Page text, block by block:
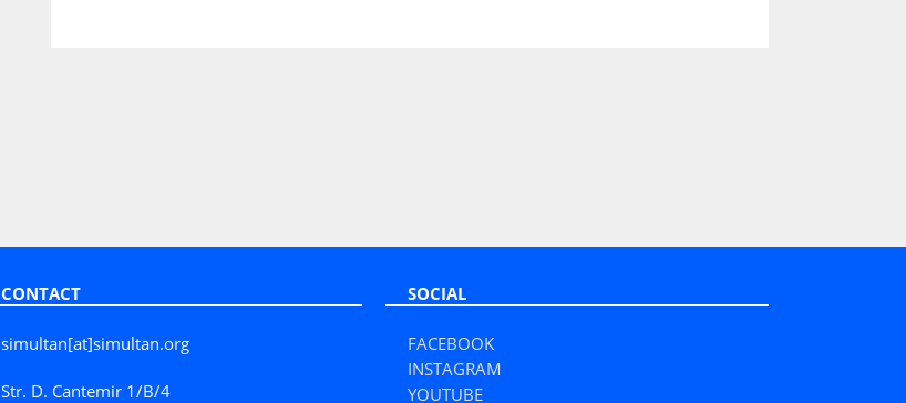
CONTACT
simultan[at]simultan.org
Str. D. Cantemir 1/B/4
SOCIAL
FACEBOOK
INSTAGRAM
YOUTUBE